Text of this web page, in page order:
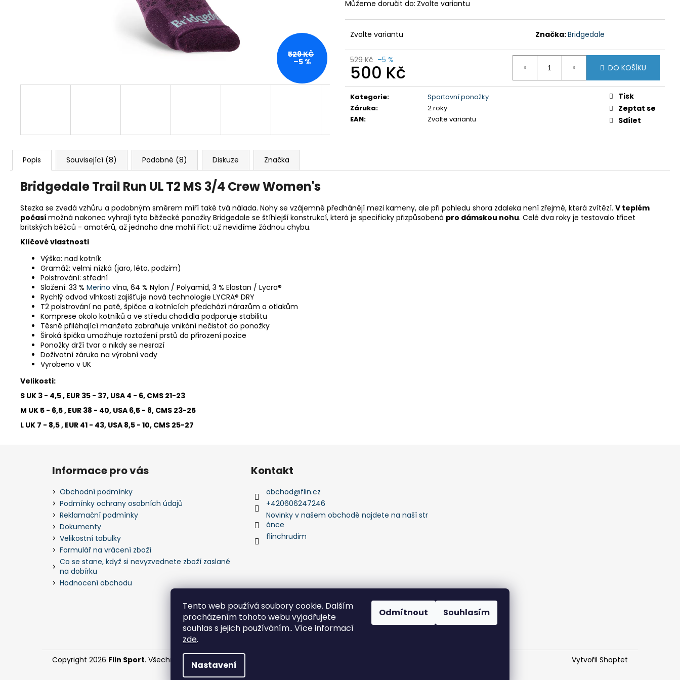
Tento web používá soubory cookie. Dalším
procházením tohoto webu vyjadřujete
souhlas s jejich používáním.. Více informací
zde.
Nastavení
Odmítnout Souhlasím
Můžeme doručit do: Zvolte variantu
Zvolte variantu Značka:Bridgedale
529 Kč –5 %
500 Kč
Měrná
cena:
DO KOŠÍKU
Kategorie:
Sportovní ponožky
Záruka:
2 roky
EAN: Zvolte variantu
Tisk
Zeptat se
Sdílet
529 KČ
–5 %
Popis Související (8) Podobné (8) Diskuze Značka
BridgedaleTrail Run UL T2 MS 3/4 Crew Women's
Stezka se zvedá vzhůru a podobným směrem míří také tvá nálada. Nohy se vzájemně předhánějí mezi kameny, ale při pohledu shora zdaleka není zřejmé, která zvítězí. V teplém
počasí možná nakonec vyhrají tyto běžecké ponožky Bridgedale se štíhlejší konstrukcí, která je specificky přizpůsobená pro dámskou nohu. Celé dva roky je testovalo třicet
britských běžců - amatérů, až jednoho dne mohli říct: už nevidíme žádnou chybu.
Klíčové vlastnosti
Výška: nad kotník
Gramáž: velmi nízká (jaro, léto, podzim)
Polstrování: střední
Složení: 33 % Merino vlna, 64 % Nylon / Polyamid, 3 % Elastan / Lycra®
Rychlý odvod vlhkosti zajišťuje nová technologie LYCRA® DRY
T2 polstrování na patě, špičce a kotnících předchází nárazům a otlakům
Komprese okolo kotníků a ve středu chodidla podporuje stabilitu
Těsně přiléhající manžeta zabraňuje vnikání nečistot do ponožky
Široká špička umožňuje roztažení prstů do přirození pozice
Ponožky drží tvar a nikdy se nesrazí
Doživotní záruka na výrobní vady
Vyrobeno v UK
Velikosti:
S UK 3 - 4,5 , EUR 35 - 37, USA 4 - 6, CMS 21-23
M UK 5 - 6,5 , EUR 38 - 40, USA 6,5 - 8, CMS 23-25
L UK 7 - 8,5 , EUR 41 - 43, USA 8,5 - 10, CMS 25-27
MAC IN A SAC ORIGIN OCEAN BLUE
299 Kč
Původně:
PÁNSKÉ KRAŤASY GTS 606211 MODRÁ
Z
Informace pro vás
Obchodní podmínky
Podmínky ochrany osobních údajů
Reklamační podmínky
Dokumenty
Velikostní tabulky
Formulář na vrácení zboží
Co se stane, když si nevyzvednete zboží zaslané
na dobírku
Hodnocení obchodu
Kontakt
obchod@flin.cz
+420606247246
Novinky v našem obchodě najdete na naší str
ánce
flinchrudim
Flin Sport
Vytvořil Shoptet
Copyright 2026 Flin Sport. Všechna práva vyhrazena.